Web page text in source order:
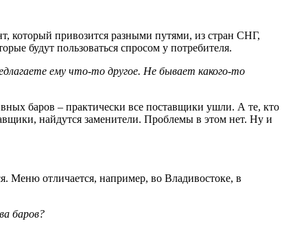
который привозится разными путями, из стран СНГ,
будут пользоваться спросом у потребителя.
ему что-то другое. Не бывает какого-то
баров – практически все поставщики ушли. А те, кто
найдутся заменители. Проблемы в этом нет. Ну и
Меню отличается, например, во Владивостоке, в
баров?